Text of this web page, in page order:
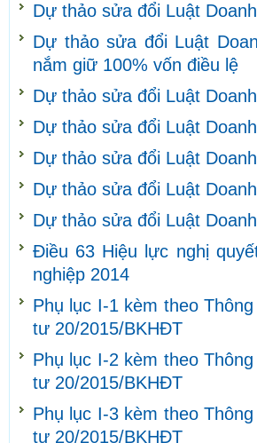
Dự thảo sửa đổi Luật
Dự thảo sửa đổi Luật
nắm giữ 100% vốn điều lệ
Dự thảo sửa đổi Luật
Dự thảo sửa đổi Luật
Dự thảo sửa đổi Luật
Dự thảo sửa đổi Luật
Dự thảo sửa đổi Luật
Điều 63 Hiệu lực nghị
nghiệp 2014
Phụ lục I-1 kèm theo
tư 20/2015/BKHĐT
Phụ lục I-2 kèm theo
tư 20/2015/BKHĐT
Phụ lục I-3 kèm theo
tư 20/2015/BKHĐT